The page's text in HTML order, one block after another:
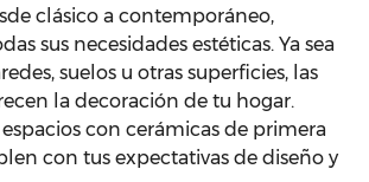
clásico a contemporáneo,
sus necesidades estéticas. Ya sea
suelos u otras superficies, las
la decoración de tu hogar.
con cerámicas de primera
con tus expectativas de diseño y